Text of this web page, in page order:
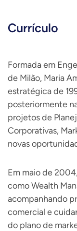
Currículo
Formada em
de Milão, Maria
estratégica de
posteriormente
projetos de
Corporativas,
novas
Em maio de
como Wealth
acompanhando
comercial e
do plano de